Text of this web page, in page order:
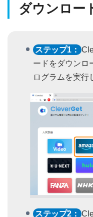
ダウンロー
ステップ1：
ードをダウンロ
ログラムを実行
ステップ2：